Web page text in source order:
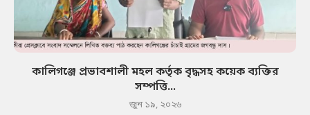
কালিগঞ্জে প্রভাবশালী মহল কর্তৃক বৃদ্ধসহ কয়েক ব্যক্তির
সম্পত্তি...
জুন ১৯, ২০২৬